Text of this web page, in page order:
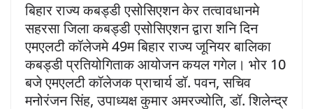
बिहार राज्य कबड्डी एसोसिएशन केर तत्वावधानमे
सहरसा जिला कबड्डी एसोसिएशन द्वारा शनि दिन
एमएलटी कॉलेजमे 49म बिहार राज्य जूनियर बालिका
कबड्डी प्रतियोगिताक आयोजन कयल गगेल। भोर 10
बजे एमएलटी कॉलेजक प्राचार्य डॉ. पवन, सचिव
मनोरंजन सिंह, उपाध्यक्ष कुमार अमरज्योति, डॉ. शिलेन्द्र